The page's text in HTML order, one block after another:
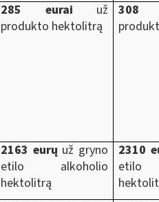
285 eurai už
produkto hektolitrą
308
2163 eurų už gryno
etilo alkoholio
hektolitrą
2310
etilo